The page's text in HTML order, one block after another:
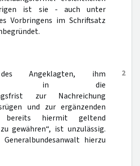
ist sie - auch unter
Vorbringens im Schriftsatz
2
Angeklagten, ihm
in die
zur Nachreichung
und zur ergänzenden
bereits hiermit geltend
gewähren“, ist unzulässig.
hierzu